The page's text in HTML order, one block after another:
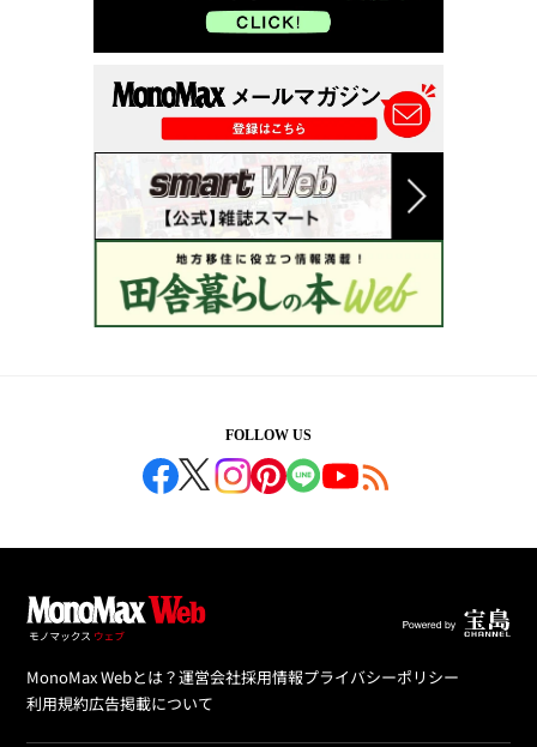
FOLLOW US
MonoMax Webとは？運営会社採用情報プライバシーポリシー
利用規約広告掲載について